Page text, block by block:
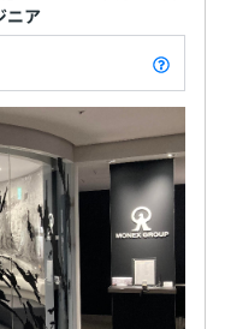
ニア